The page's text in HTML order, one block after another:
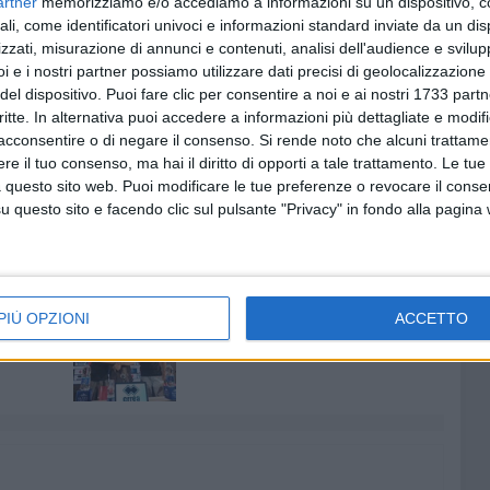
come identificatori univoci e informazioni standard inviate da un
misurazione di annunci e contenuti, analisi dell'audience e
e i nostri partner possiamo utilizzare dati precisi di
dispositivo. Puoi fare clic per consentire a noi e ai nostri 1733
In alternativa puoi accedere a informazioni più dettagliate e
o di negare il consenso. Si rende noto che alcuni
il tuo consenso, ma hai il diritto di opporti a tale trattamento. Le
sito web. Puoi modificare le tue preferenze o revocare il
questo sito e facendo clic sul pulsante "Privacy" in fondo alla pagina
OPZIONI ACCETTO
da parte del Consiglio di Amministrazione,
degli ultimi anni - conclude il maestro Schiavo - il
a tre importanti autori del Novecento, Britten, Bernstein
a Rossini. Ogni produzione sarà replicata la sera
di tornare a godere dei concerti sinfonici
Gomez e Butic si presentano ai